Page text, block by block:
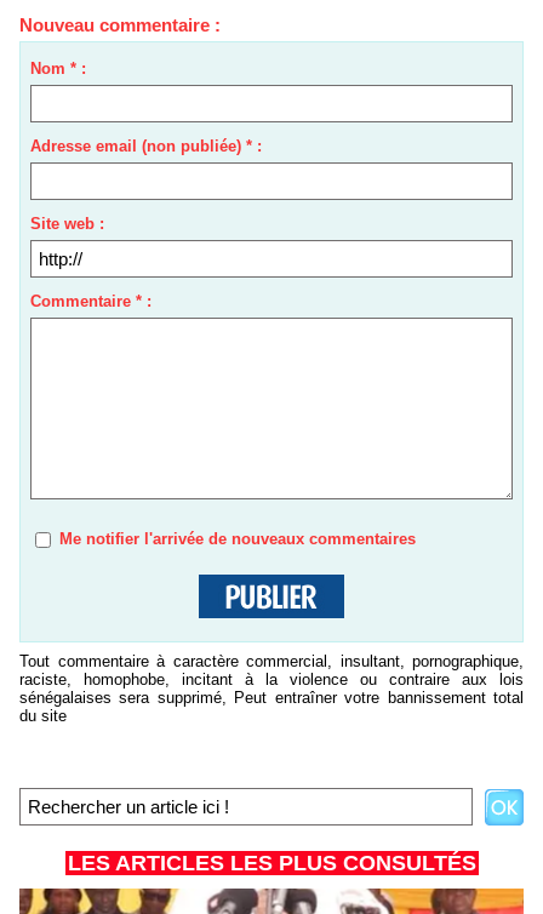
Nouveau commentaire :
Nom * :
Adresse email (non publiée) * :
Site web :
Commentaire * :
Me notifier l'arrivée de nouveaux commentaires
Tout commentaire à caractère commercial, insultant, pornographique,
raciste, homophobe, incitant à la violence ou contraire aux lois
sénégalaises sera supprimé, Peut entraîner votre bannissement total
du site
LES ARTICLES LES PLUS CONSULTÉS